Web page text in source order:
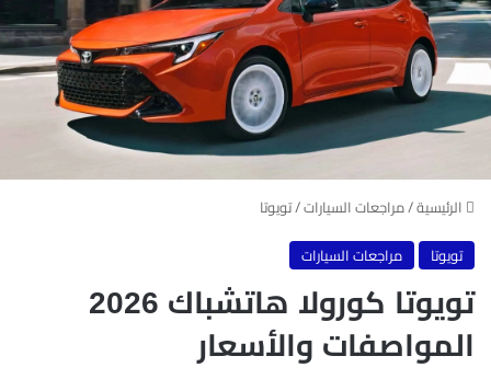
الرئيسية/مراجعات السيارات/تويوتا
تويوتا
مراجعات السيارات
تويوتا كورولا هاتشباك 2026
المواصفات والأسعار